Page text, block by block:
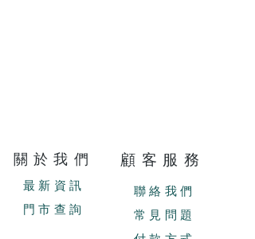
關於我們
最新資訊
門市查詢
顧客服務
聯絡我們
常見問題